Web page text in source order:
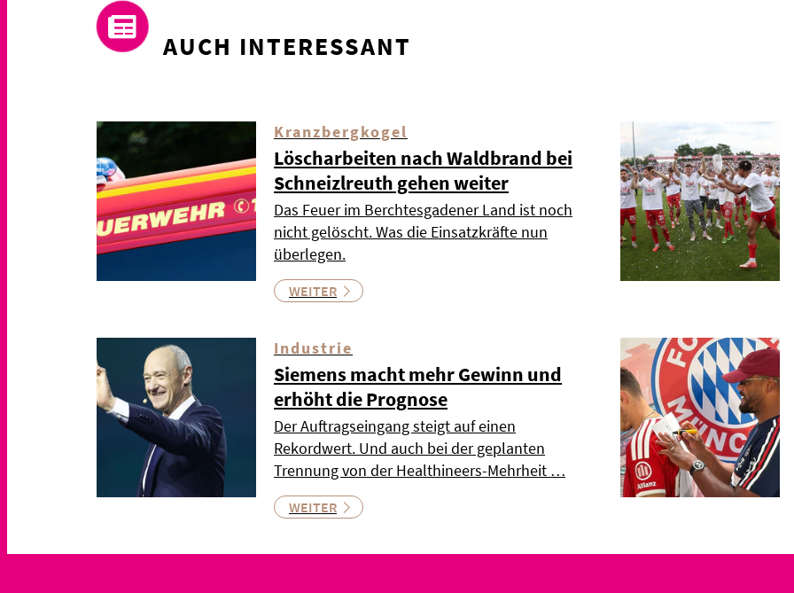
AUCH INTERESSANT
Kranzbergkogel
Löscharbeiten nach Waldbrand bei
Schneizlreuth gehen weiter
Das Feuer im Berchtesgadener Land ist noch
nicht gelöscht. Was die Einsatzkräfte nun
überlegen.
WEITER
Industrie
Siemens macht mehr Gewinn und
erhöht die Prognose
Der Auftragseingang steigt auf einen
Rekordwert. Und auch bei der geplanten
Trennung von der Healthineers-Mehrheit …
WEITER